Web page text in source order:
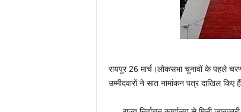
रायपुर 26 मार्च।लोकसभा चुनावों के पहले
उम्मीदवारों ने सात नामांकन पत्र दाखिल किए